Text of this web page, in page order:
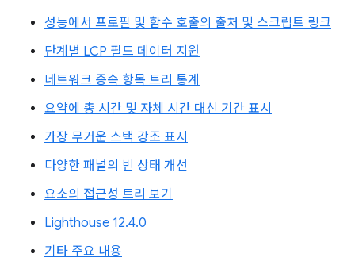
성능에서 프로필 및 함수 호출의 출처 및 스크립트 링크
단계별 LCP 필드 데이터 지원
네트워크 종속 항목 트리 통계
요약에 총 시간 및 자체 시간 대신 기간 표시
가장 무거운 스택 강조 표시
다양한 패널의 빈 상태 개선
요소의 접근성 트리 보기
Lighthouse 12.4.0
기타 주요 내용